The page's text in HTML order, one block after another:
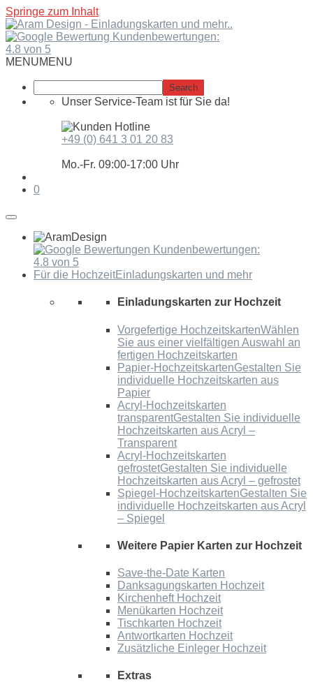
Springe zum Inhalt
Kundenbewertungen:
4.8 von 5
MENUMENU
Unser Service-Team ist für Sie da!
+49 (0) 641 3 01 20 83
Mo.-Fr. 09:00-17:00 Uhr
0
Kundenbewertungen:
4.8 von 5
Für die HochzeitEinladungskarten und mehr
Einladungskarten zur Hochzeit
Vorgefertige HochzeitskartenWählen
Sie aus einer vielfältigen Auswahl an
fertigen Hochzeitskarten
Papier-HochzeitskartenGestalten Sie
individuelle Hochzeitskarten aus
Papier
Acryl-Hochzeitskarten
transparentGestalten Sie individuelle
Hochzeitskarten aus Acryl –
Transparent
Acryl-Hochzeitskarten
gefrostetGestalten Sie individuelle
Hochzeitskarten aus Acryl – gefrostet
Spiegel-HochzeitskartenGestalten Sie
individuelle Hochzeitskarten aus Acryl
– Spiegel
Weitere Papier Karten zur Hochzeit
Save-the-Date Karten
Danksagungskarten Hochzeit
Kirchenheft Hochzeit
Menükarten Hochzeit
Tischkarten Hochzeit
Antwortkarten Hochzeit
Zusätzliche Einleger Hochzeit
Extras